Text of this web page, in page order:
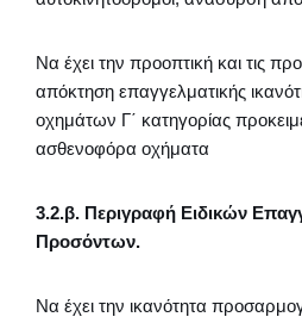
Να έχει την προοπτική και τις
απόκτηση επαγγελματικής
οχημάτων Γ΄ κατηγορίας
ασθενοφόρα οχήματα
3.2.β. Περιγραφή Ειδικών
Προσόντων.
Να έχει την ικανότητα